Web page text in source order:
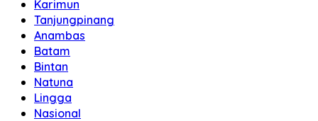
Karimun
Tanjungpinang
Anambas
Batam
Bintan
Natuna
Lingga
Nasional